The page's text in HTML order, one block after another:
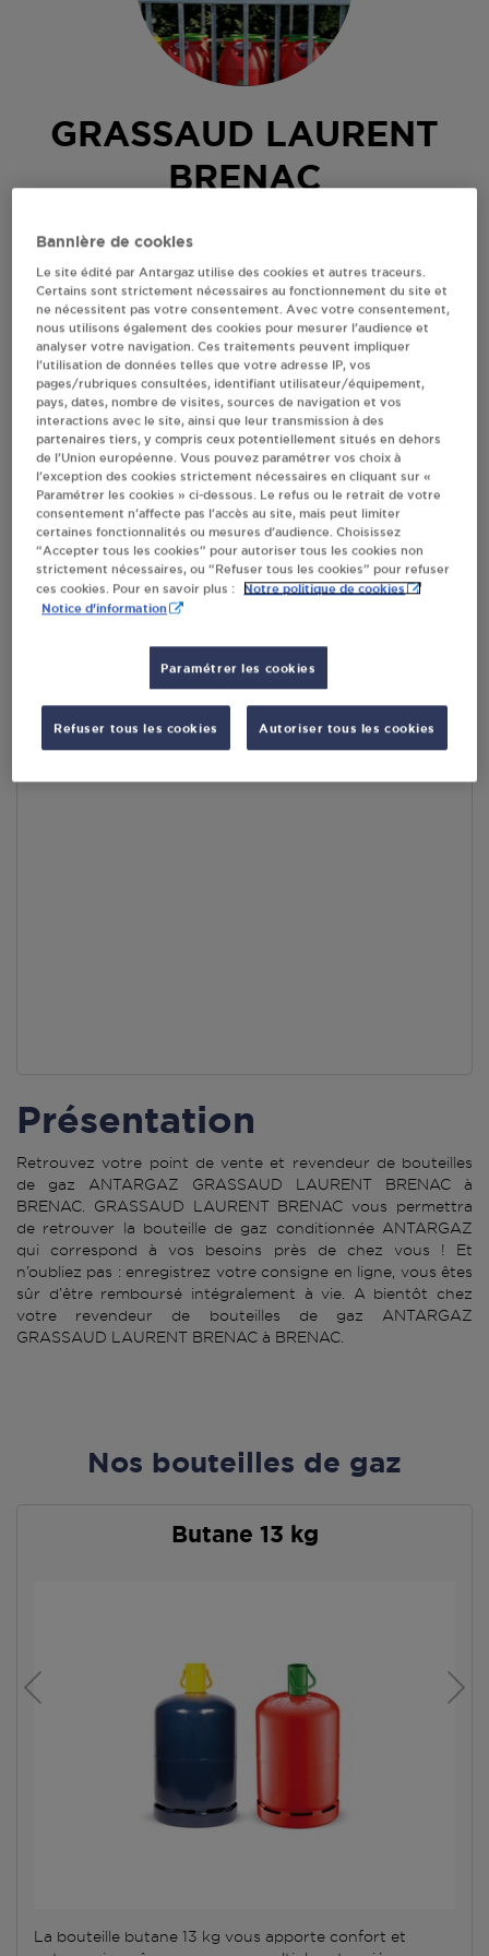
GRASSAUD LAURENT
BRENAC
Revendeur de bouteilles de gaz
S'Y RENDRE
AFFICHER LE TÉLÉPHONE
RECEVOIR LES COORDONNÉES DU REVENDEUR
En cliquant sur « S’y rendre », j’autorise le traitement
d’informations (dont mon adresse IP) et leur transfert hors UE
par Google Maps afin d’afficher la carte.
En savoir plus
Accès
Présentation
Retrouvez votre point de vente et revendeur de bouteilles
de gaz ANTARGAZ GRASSAUD LAURENT BRENAC à
BRENAC. GRASSAUD LAURENT BRENAC vous permettra
de retrouver la bouteille de gaz conditionnée ANTARGAZ
qui correspond à vos besoins près de chez vous ! Et
n’oubliez pas : enregistrez votre consigne en ligne, vous êtes
sûr d’être remboursé intégralement à vie. A bientôt chez
votre revendeur de bouteilles de gaz ANTARGAZ
GRASSAUD LAURENT BRENAC à BRENAC.
Nos bouteilles de gaz
Butane 13 kg
La bouteille butane 13 kg vous apporte confort et
Bannière de cookies
Le site édité par Antargaz utilise des cookies et autres traceurs.
Certains sont strictement nécessaires au fonctionnement du site et
ne nécessitent pas votre consentement. Avec votre consentement,
nous utilisons également des cookies pour mesurer l’audience et
analyser votre navigation. Ces traitements peuvent impliquer
l’utilisation de données telles que votre adresse IP, vos
pages/rubriques consultées, identifiant utilisateur/équipement,
pays, dates, nombre de visites, sources de navigation et vos
interactions avec le site, ainsi que leur transmission à des
partenaires tiers, y compris ceux potentiellement situés en dehors
de l’Union européenne. Vous pouvez paramétrer vos choix à
l’exception des cookies strictement nécessaires en cliquant sur «
Paramétrer les cookies » ci-dessous. Le refus ou le retrait de votre
consentement n’affecte pas l’accès au site, mais peut limiter
certaines fonctionnalités ou mesures d’audience. Choisissez
“Accepter tous les cookies” pour autoriser tous les cookies non
strictement nécessaires, ou “Refuser tous les cookies” pour refuser
ces cookies. Pour en savoir plus :
Notre politique de cookies
Notice d'information
Paramétrer les cookies
Refuser tous les cookies Autoriser tous les cookies